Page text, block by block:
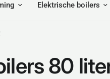
Elektrische boilers
80